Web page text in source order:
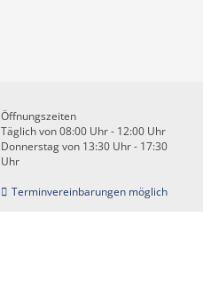
Öffnungszeiten
Täglich von 08:00 Uhr - 12:00 Uhr
Donnerstag von 13:30 Uhr - 17:30
Uhr
Terminvereinbarungen möglich